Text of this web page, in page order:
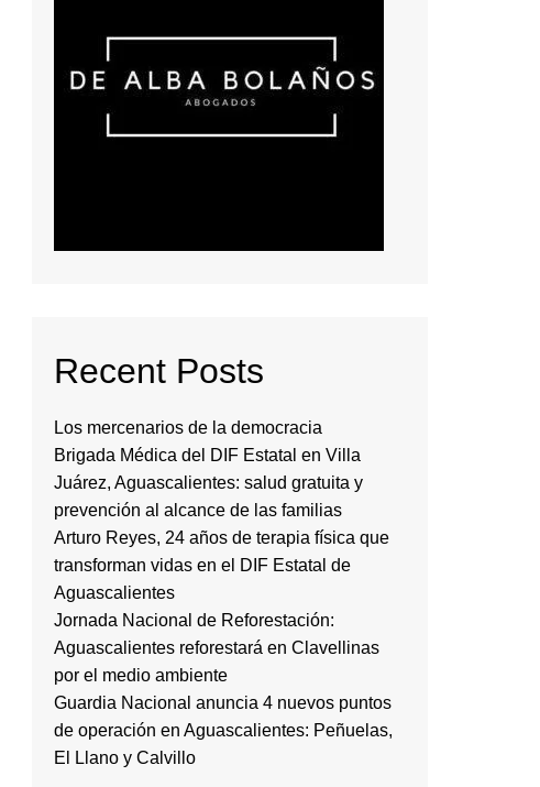
Recent Posts
Los mercenarios de la democracia
Brigada Médica del DIF Estatal en Villa
Juárez, Aguascalientes: salud gratuita y
prevención al alcance de las familias
Arturo Reyes, 24 años de terapia física que
transforman vidas en el DIF Estatal de
Aguascalientes
Jornada Nacional de Reforestación:
Aguascalientes reforestará en Clavellinas
por el medio ambiente
Guardia Nacional anuncia 4 nuevos puntos
de operación en Aguascalientes: Peñuelas,
El Llano y Calvillo